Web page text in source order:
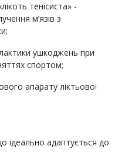
тенісиста» -
м’язів з
ушкоджень при
спортом;
апарату ліктьової
ідеально адаптується до